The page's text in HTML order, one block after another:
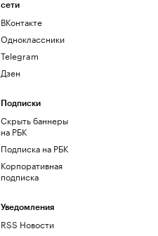
сети
ВКонтакте
Одноклассники
Telegram
Дзен
Подписки
Скрыть баннеры
на РБК
Подписка на РБК
Корпоративная
подписка
Уведомления
RSS Новости